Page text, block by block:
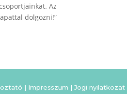
Az
dolgozni!”
| Impresszum |Jogi nyilatkozat